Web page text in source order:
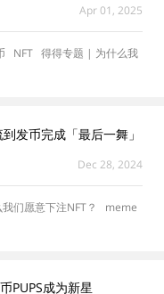
Apr 01, 2025
NFT 得得专题 | 为什么我
发币完成「最后一舞」
Dec 28, 2024
们愿意下注NFT？
meme
PUPS成为新星